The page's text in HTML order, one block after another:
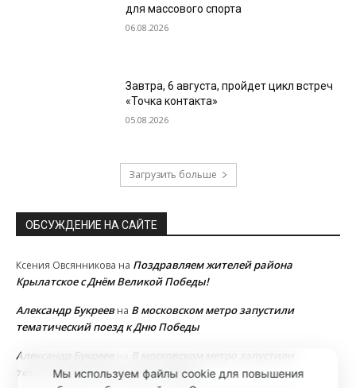
для массового спорта
06.08.2026
Завтра, 6 августа, пройдет цикл встреч
«Точка контакта»
05.08.2026
Загрузить больше
ОБСУЖДЕНИЕ НА САЙТЕ
Ксения Овсянникова на Поздравляем жителей района
Крылатское с Днём Великой Победы!
Александр Букреевна В московском метро запустили
тематический поезд к Дню Победы
Александр Букреев
В московском метро запустили
тематический поезд к Дню Победы
Мы используем файлы cookie для повышения